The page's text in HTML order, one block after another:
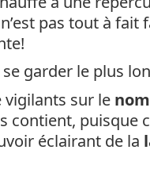
pas tout à fait
garder le plus
vigilants sur le
contient, puisque
éclairant de la